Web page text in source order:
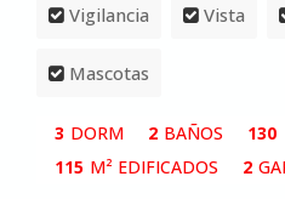
Vigilancia Vista
Mascotas
3 DORM 2 BAÑOS 130
115 M² EDIFICADOS 2